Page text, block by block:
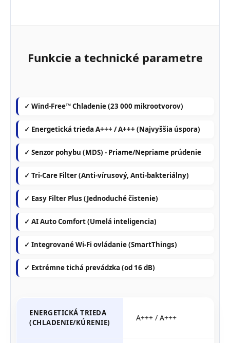
Funkcie a technické parametre
✓ Wind-Free™ Chladenie (23 000 mikrootvorov)
✓ Energetická trieda A+++ / A+++ (Najvyššia úspora)
✓ Senzor pohybu (MDS) - Priame/Nepriame prúdenie
✓ Tri-Care Filter (Anti-vírusový, Anti-bakteriálny)
✓ Easy Filter Plus (Jednoduché čistenie)
✓ AI Auto Comfort (Umelá inteligencia)
✓ Integrované Wi-Fi ovládanie (SmartThings)
✓ Extrémne tichá prevádzka (od 16 dB)
ENERGETICKÁ TRIEDA
(CHLADENIE/KÚRENIE)
A+++ / A+++